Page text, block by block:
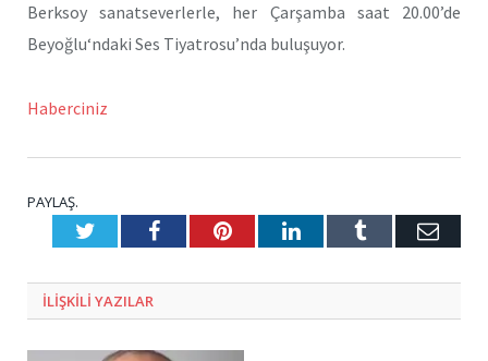
Berksoy sanatseverlerle, her Çarşamba saat 20.00’de
Beyoğlu‘ndaki Ses Tiyatrosu’nda buluşuyor.
Haberciniz
PAYLAŞ.
TwitterFacebookPinterestLinkedInTumblr E-
ILIŞKILI YAZILAR